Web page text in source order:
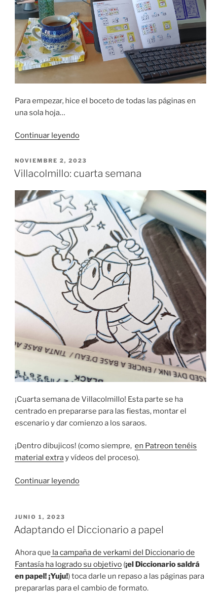
Para empezar, hice el boceto de todas las páginas en
una sola hoja…
Continuar leyendo«Tésastres:
minicómic
de
PUBLICADO
EL
NOVIEMBRE 2, 2023
Villacolmillo: cuarta semana
¡Cuarta semana de Villacolmillo! Esta parte se ha
centrado en prepararse para las fiestas, montar el
escenario y dar comienzo a los saraos.
¡Dentro dibujicos! (como siempre, en Patreon tenéis
material extray vídeos del proceso).
Continuar leyendo«Villacolmillo:
PUBLICADO
EL
JUNIO 1, 2023
Adaptando el Diccionario a papel
Ahora que la campaña de verkami del Diccionario de
Fantasía ha logrado su objetivo (¡el Diccionario saldrá
en papel! ¡Yuju!) toca darle un repaso a las páginas para
prepararlas para el cambio de formato.